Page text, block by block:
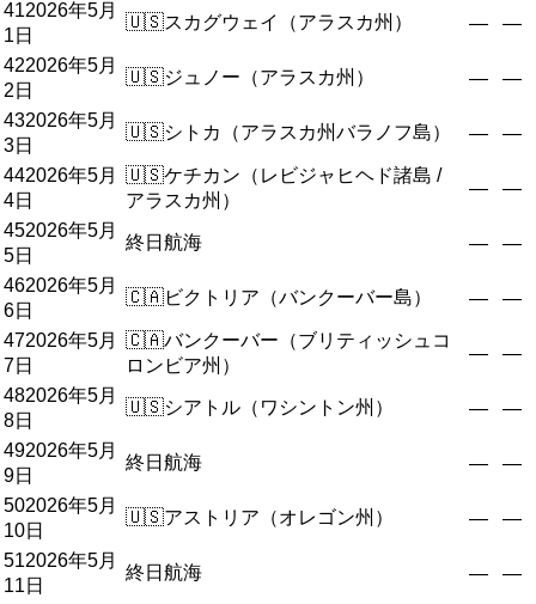
412026年5月
1日
🇺🇸スカグウェイ（アラスカ州） — —
422026年5月
2日
🇺🇸ジュノー（アラスカ州） — —
432026年5月
3日
🇺🇸シトカ（アラスカ州バラノフ島） — —
442026年5月
4日
🇺🇸ケチカン（レビジャヒヘド諸島 /
アラスカ州）
— —
452026年5月
5日
終日航海 — —
462026年5月
6日
🇨🇦ビクトリア（バンクーバー島） — —
472026年5月
7日
🇨🇦バンクーバー（ブリティッシュコ
ロンビア州）
— —
482026年5月
8日
🇺🇸シアトル（ワシントン州） — —
492026年5月
9日
終日航海 — —
502026年5月
10日
🇺🇸アストリア（オレゴン州） — —
512026年5月
11日
終日航海 — —